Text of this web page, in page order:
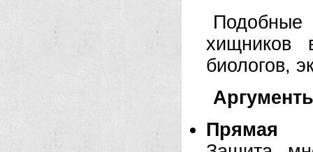
Подобные
хищников
биологов,
Прямая